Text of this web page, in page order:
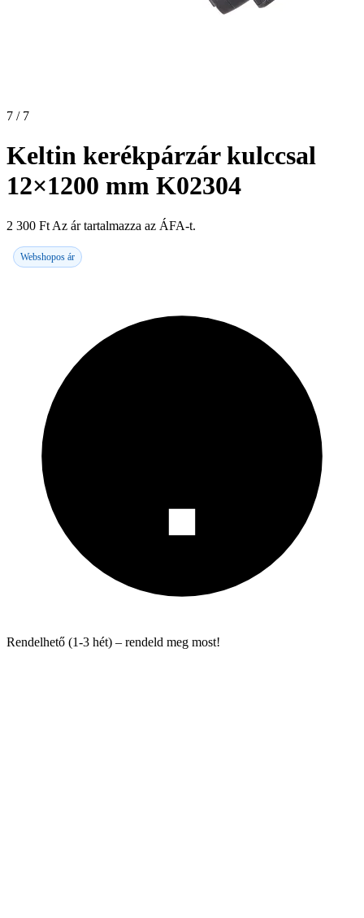
7 / 7
Keltin kerékpárzár kulccsal
12×1200 mm K02304
2 300 Ft Az ár tartalmazza az ÁFA-t.
Webshopos ár
Rendelhető (1-3 hét) – rendeld meg most!